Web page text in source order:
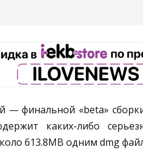
— финальной «beta»
каких-либо
613.8MB одним dmg